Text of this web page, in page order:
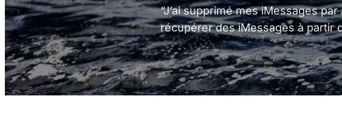
“J’ai supprimé mes iMessages
récupérer des iMessages à partir